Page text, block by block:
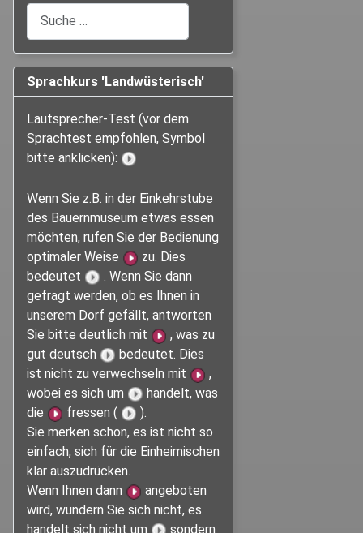
Sprachkurs 'Landwüsterisch'
Lautsprecher-Test (vor dem
Sprachtest empfohlen, Symbol
bitte anklicken):
Wenn Sie z.B. in der Einkehrstube
des Bauernmuseum etwas essen
möchten, rufen Sie der Bedienung
optimaler Weise
zu. Dies
bedeutet
. Wenn Sie dann
gefragt werden, ob es Ihnen in
unserem Dorf gefällt, antworten
Sie bitte deutlich mit
, was zu
gut deutsch
bedeutet. Dies
ist nicht zu verwechseln mit
,
wobei es sich um
handelt, was
die
fressen (
).
Sie merken schon, es ist nicht so
einfach, sich für die Einheimischen
klar auszudrücken.
Wenn Ihnen dann
angeboten
wird, wundern Sie sich nicht, es
handelt sich nicht um
sondern